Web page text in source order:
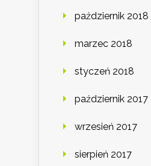
październik 2018
marzec 2018
styczeń 2018
październik 2017
wrzesień 2017
sierpień 2017